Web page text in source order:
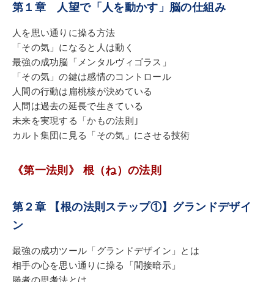
1949年東京生まれ。株式会社サンリ代表取締役会
長。
第１章 人望で「人を動かす」脳の仕組み
人を思い通りに操る方法
「その気」になると人は動く
最強の成功脳「メンタルヴィゴラス」
「その気」の鍵は感情のコントロール
人間の行動は扁桃核が決めている
人間は過去の延長で生きている
未来を実現する「かもの法則｣
カルト集団に見る「その気」にさせる技術
《第一法則》 根（ね）の法則
第２章 【根の法則ステップ①】グランドデザイ
ン
最強の成功ツール「グランドデザイン」とは
相手の心を思い通りに操る「間接暗示」